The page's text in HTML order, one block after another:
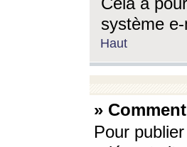
système
Haut
»
Pour